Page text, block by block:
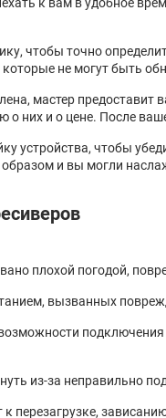
чтобы точно
не могут быть
мастер
них и о цене. После
устройства, чтобы
и вы могли
плохой погодой,
вызванных
из-за неправильно